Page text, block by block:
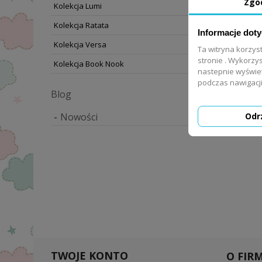
Kolekcja Lumi
Kolekcja Ratata
Kolekcja Versa
Kolekcja Book Nook
Blog
Nowości
Kolekcja
TWOJE KONTO O
Informacje
Ta witryna
stronie .
nastepnie
podczas